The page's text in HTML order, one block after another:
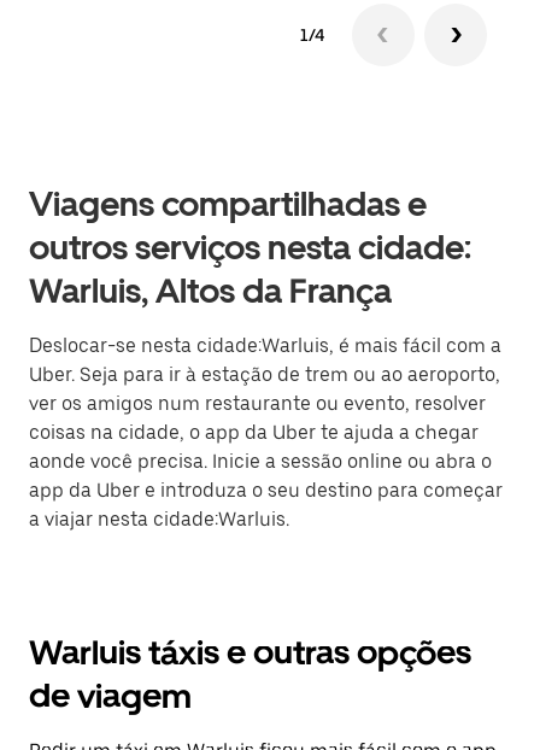
1/4
Viagens compartilhadas e
outros serviços nesta cidade:
Warluis, Altos da França
Deslocar-se nesta cidade:Warluis, é mais fácil com a
Uber. Seja para ir à estação de trem ou ao aeroporto,
ver os amigos num restaurante ou evento, resolver
coisas na cidade, o app da Uber te ajuda a chegar
aonde você precisa. Inicie a sessão online ou abra o
app da Uber e introduza o seu destino para começar
a viajar nesta cidade:Warluis.
Warluis táxis e outras opções
de viagem